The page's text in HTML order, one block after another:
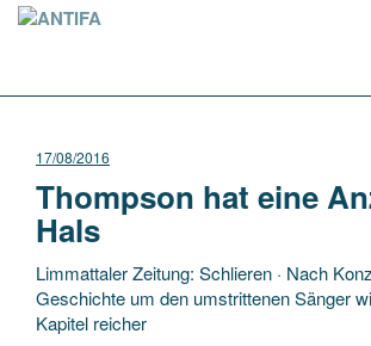
17/08/2016
Thompson hat eine
Hals
Limmattaler Zeitung: Schlieren · Nach
Geschichte um den umstrittenen Sänger
Kapitel reicher